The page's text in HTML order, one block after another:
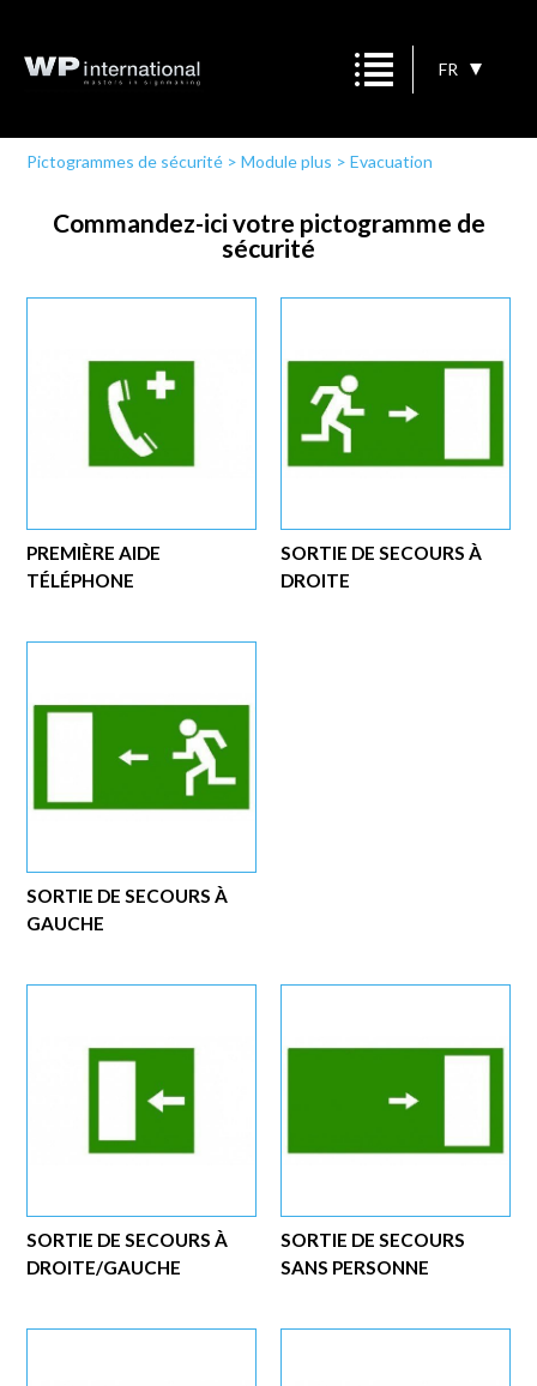
FR
Pictogrammes de sécurité >Module plus >Evacuation
Commandez-ici votre pictogramme de
sécurité
PREMIÈRE AIDE
TÉLÉPHONE
SORTIE DE SECOURS À
DROITE
SORTIE DE SECOURS À
GAUCHE
SORTIE DE SECOURS
SANS PERSONNE
SORTIE DE SECOURS À
DROITE/GAUCHE